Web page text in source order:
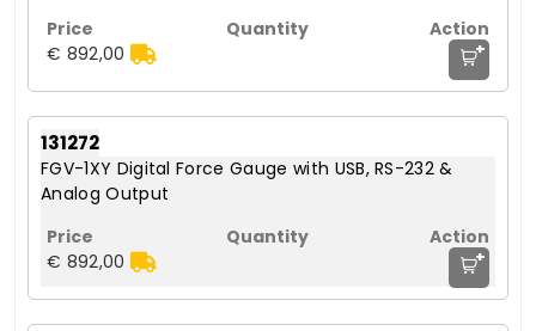
€ 892,00 +
131272
FGV-1XY Digital Force Gauge with USB, RS-232 &
Analog Output
€ 892,00 +